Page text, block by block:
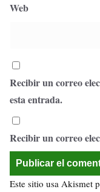
Web
Recibir un correo
esta entrada.
Recibir un correo
Este sitio usa Akismet